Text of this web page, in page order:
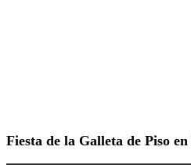
Fiesta de la Galleta de Piso